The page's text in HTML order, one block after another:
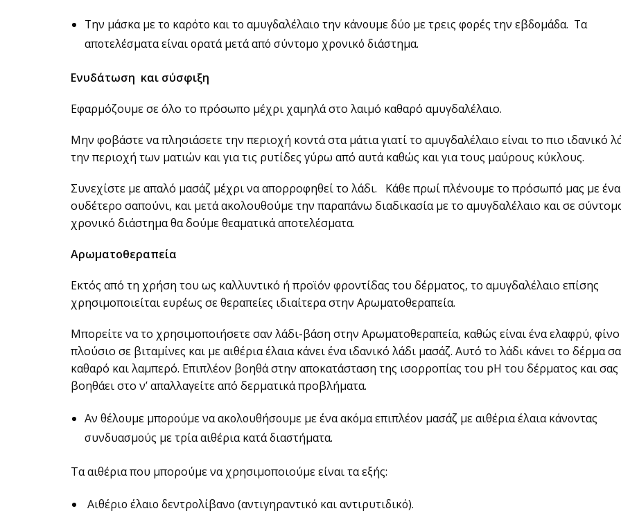
Την μάσκα με το καρότο και το αμυγδαλέλαιο την κάνουμε δύο με τρεις φορές την εβδομάδα. Τα
αποτελέσματα είναι ορατά μετά από σύντομο χρονικό διάστημα.
Ενυδάτωση και σύσφιξη
Εφαρμόζουμε σε όλο το πρόσωπο μέχρι χαμηλά στο λαιμό καθαρό αμυγδαλέλαιο.
Μην φοβάστε να πλησιάσετε την περιοχή κοντά στα μάτια γιατί το αμυγδαλέλαιο είναι το πιο ιδανικό
την περιοχή των ματιών και για τις ρυτίδες γύρω από αυτά καθώς και για τους μαύρους κύκλους.
Συνεχίστε με απαλό μασάζ μέχρι να απορροφηθεί το λάδι. Κάθε πρωί πλένουμε το πρόσωπό μας με ένα
ουδέτερο σαπούνι, και μετά ακολουθούμε την παραπάνω διαδικασία με το αμυγδαλέλαιο και σε
χρονικό διάστημα θα δούμε θεαματικά αποτελέσματα.
Αρωματοθεραπεία
Εκτός από τη χρήση του ως καλλυντικό ή προϊόν φροντίδας του δέρματος, το αμυγδαλέλαιο επίσης
χρησιμοποιείται ευρέως σε θεραπείες ιδιαίτερα στην Αρωματοθεραπεία.
Mπορείτε να το χρησιμοποιήσετε σαν λάδι-βάση στην Αρωματοθεραπεία, καθώς είναι ένα ελαφρύ, φίνο
πλούσιο σε βιταμίνες και με αιθέρια έλαια κάνει ένα ιδανικό λάδι μασάζ. Αυτό το λάδι κάνει το δέρμα
καθαρό και λαμπερό. Επιπλέον βοηθά στην αποκατάσταση της ισορροπίας του pH του δέρματος και σας
βοηθάει στο ν’ απαλλαγείτε από δερματικά προβλήματα.
Αν θέλουμε μπορούμε να ακολουθήσουμε με ένα ακόμα επιπλέον μασάζ με αιθέρια έλαια κάνοντας
συνδυασμούς με τρία αιθέρια κατά διαστήματα.
Τα αιθέρια που μπορούμε να χρησιμοποιούμε είναι τα εξής:
Αιθέριο έλαιο δεντρολίβανο (αντιγηραντικό και αντιρυτιδικό).